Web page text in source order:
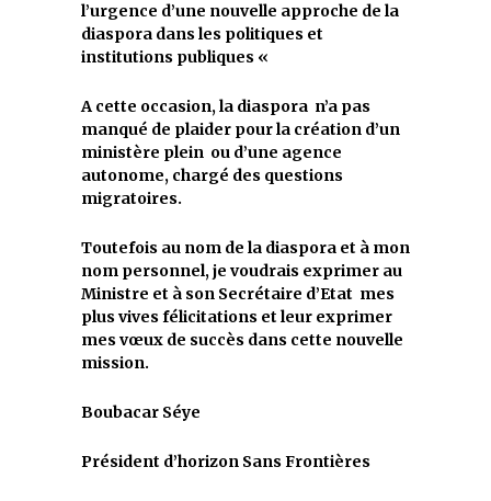
l’urgence d’une nouvelle approche de la
diaspora dans les politiques et
institutions publiques «
A cette occasion, la diaspora n’a pas
manqué de plaider pour la création d’un
ministère plein ou d’une agence
autonome, chargé des questions
migratoires.
Toutefois au nom de la diaspora et à mon
nom personnel, je voudrais exprimer au
Ministre et à son Secrétaire d’Etat mes
plus vives félicitations et leur exprimer
mes vœux de succès dans cette nouvelle
mission.
Boubacar Séye
Président d’horizon Sans Frontières